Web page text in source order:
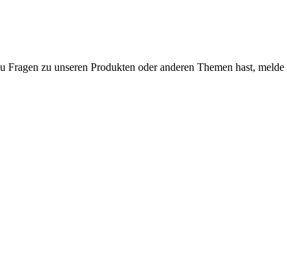
zu unseren Produkten oder anderen Themen hast,